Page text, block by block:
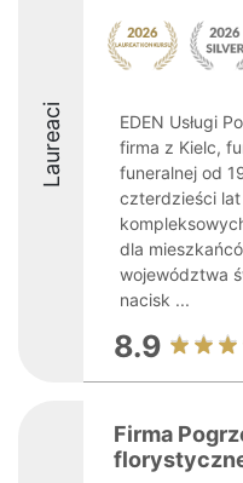
Laureaci
EDEN Usługi
firma z Kielc,
funeralnej od
czterdzieści
dla
województwa
nacisk ...
8.9
Firma